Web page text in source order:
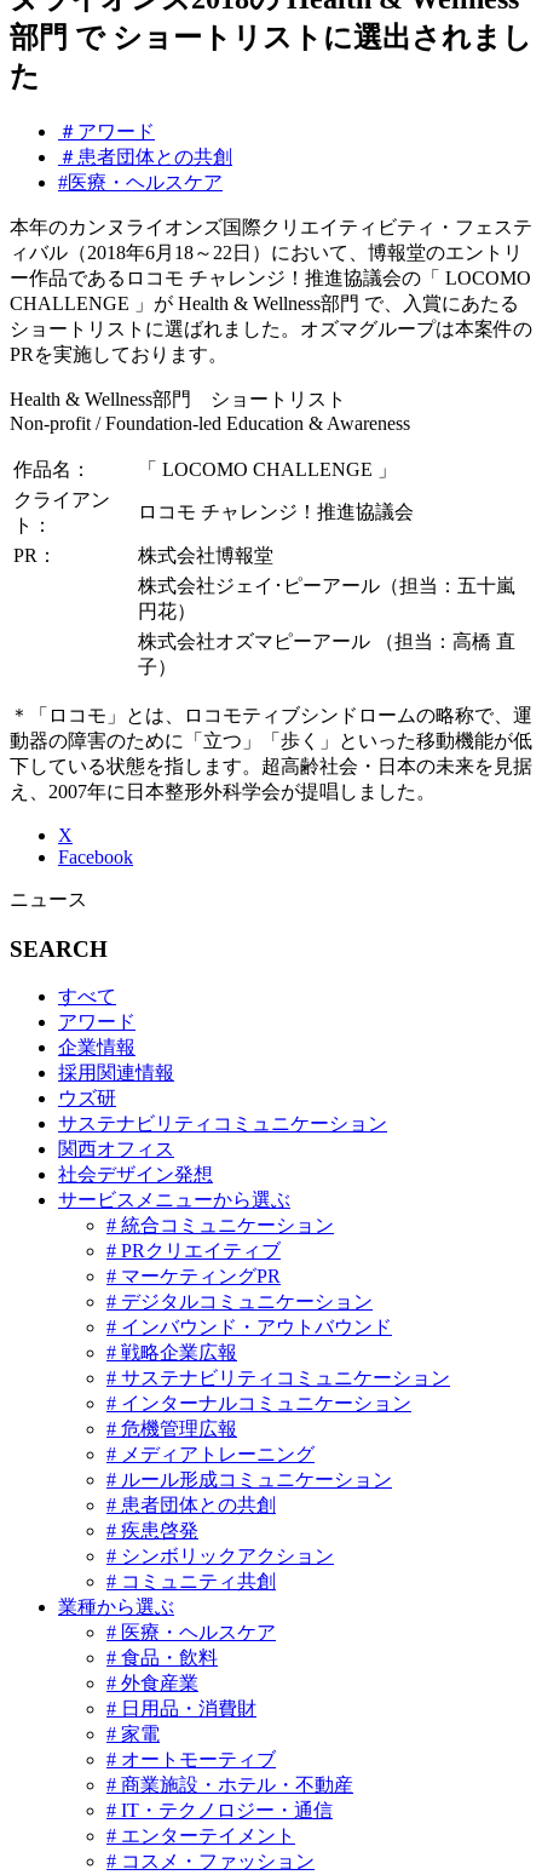
部門 で ショートリストに選出されまし
た
＃アワード
＃患者団体との共創
#医療・ヘルスケア
本年のカンヌライオンズ国際クリエイティビティ・フェステ
ィバル（2018年6月18～22日）において、博報堂のエントリ
ー作品であるロコモ チャレンジ！推進協議会の「 LOCOMO
CHALLENGE 」が Health & Wellness部門 で、入賞にあたる
ショートリストに選ばれました。オズマグループは本案件の
PRを実施しております。
Health & Wellness部門 ショートリスト
Non-profit / Foundation-led Education & Awareness
作品名：
「 LOCOMO CHALLENGE 」
クライアン
ト：
ロコモ チャレンジ！推進協議会
PR：
株式会社博報堂
株式会社ジェイ･ピーアール（担当：五十嵐
円花）
株式会社オズマピーアール （担当：高橋 直
子）
＊「ロコモ」とは、ロコモティブシンドロームの略称で、運
動器の障害のために「立つ」「歩く」といった移動機能が低
下している状態を指します。超高齢社会・日本の未来を見据
え、2007年に日本整形外科学会が提唱しました。
X
Facebook
ニュース
SEARCH
すべて
アワード
企業情報
採用関連情報
ウズ研
サステナビリティコミュニケーション
関西オフィス
社会デザイン発想
サービスメニューから選ぶ
# 統合コミュニケーション
# PRクリエイティブ
# マーケティングPR
# デジタルコミュニケーション
# インバウンド・アウトバウンド
# 戦略企業広報
# サステナビリティコミュニケーション
# インターナルコミュニケーション
# 危機管理広報
# メディアトレーニング
# ルール形成コミュニケーション
# 患者団体との共創
# 疾患啓発
# シンボリックアクション
# コミュニティ共創
業種から選ぶ
# 医療・ヘルスケア
# 食品・飲料
# 外食産業
# 日用品・消費財
# 家電
# オートモーティブ
# 商業施設・ホテル・不動産
# IT・テクノロジー・通信
# エンターテイメント
# コスメ・ファッション